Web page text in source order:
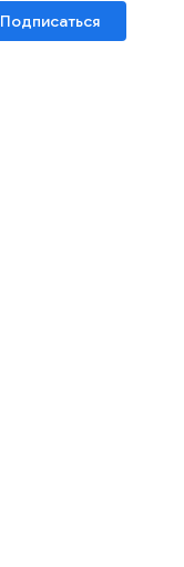
Подписаться